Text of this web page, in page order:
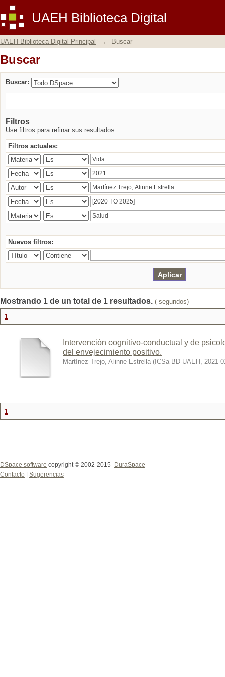
UAEH Biblioteca Digital
Buscar
UAEH Biblioteca Digital Principal → Buscar
Buscar
Buscar:
Filtros
Use filtros para refinar sus resultados.
Filtros actuales:
Nuevos filtros:
Mostrando 1 de un total de 1 resultados. ( segundos)
1
Intervención cognitivo-conductual y de
del envejecimiento positivo.
Martínez Trejo, Alinne Estrella ( ICSa-BD-UAEH , 2021-
1
DSpace software copyright © 2002-2015
DuraSpace
Contacto
Sugerencias